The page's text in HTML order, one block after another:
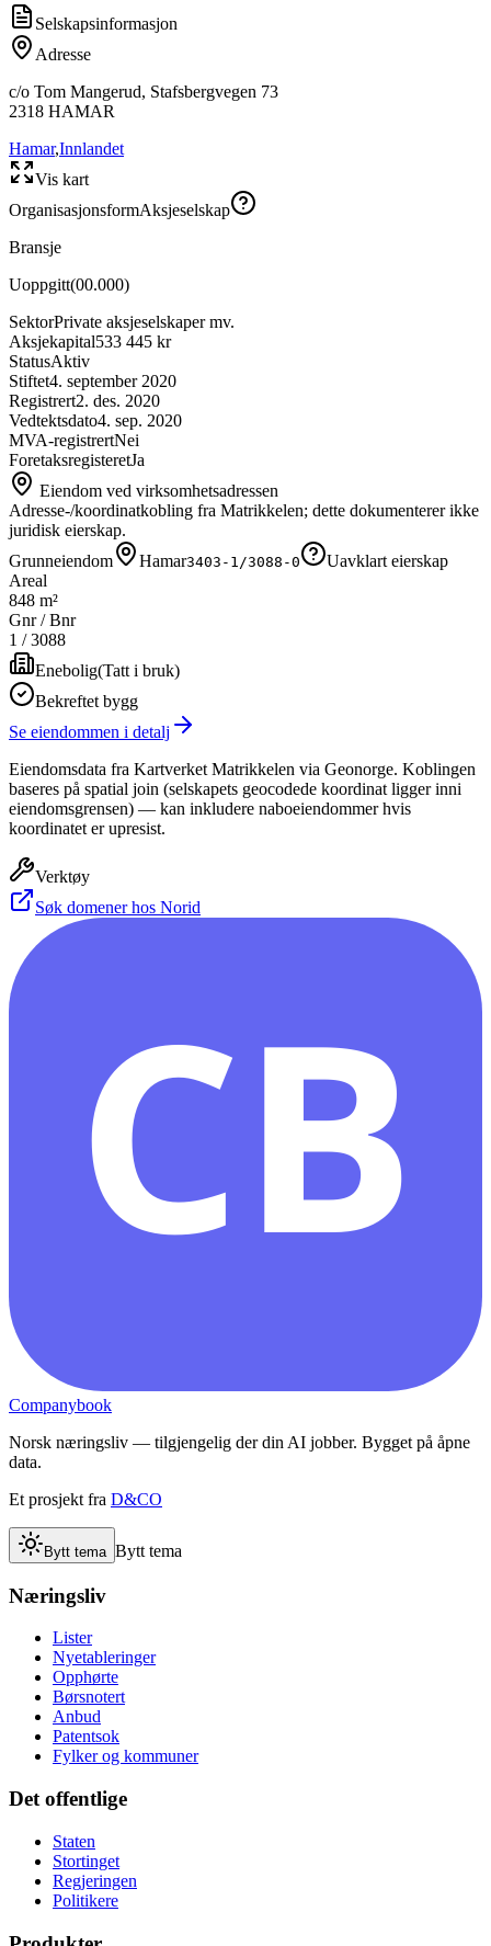
Selskapsinformasjon
Adresse
c/o Tom Mangerud, Stafsbergvegen 73
2318 HAMAR
Hamar,Innlandet
Vis kart
OrganisasjonsformAksjeselskap
Bransje
Uoppgitt(00.000)
SektorPrivate aksjeselskaper mv.
Aksjekapital533 445 kr
StatusAktiv
Stiftet4. september 2020
Registrert2. des. 2020
Vedtektsdato4. sep. 2020
MVA-registrertNei
ForetaksregisteretJa
Eiendom ved virksomhetsadressen
Adresse-/koordinatkobling fra Matrikkelen; dette dokumenterer ikke
juridisk eierskap.
Grunneiendom
Hamar3403-1/3088-0
Uavklart eierskap
Areal
848 m²
Gnr / Bnr
1 /3088
Enebolig(Tatt i bruk)
Bekreftet bygg
Se eiendommen i detalj
Eiendomsdata fra Kartverket Matrikkelen via Geonorge. Koblingen
baseres på spatial join (selskapets geocodede koordinat ligger inni
eiendomsgrensen) — kan inkludere naboeiendommer hvis
koordinatet er upresist.
Verktøy
Søk domener hos Norid
CB
Companybook
Norsk næringsliv — tilgjengelig der din AI jobber. Bygget på åpne
data.
Et prosjekt fra D&CO
Bytt tema Bytt tema
Næringsliv
Lister
Nyetableringer
Opphørte
Børsnotert
Anbud
Patentsok
Fylker og kommuner
Det offentlige
Staten
Stortinget
Regjeringen
Politikere